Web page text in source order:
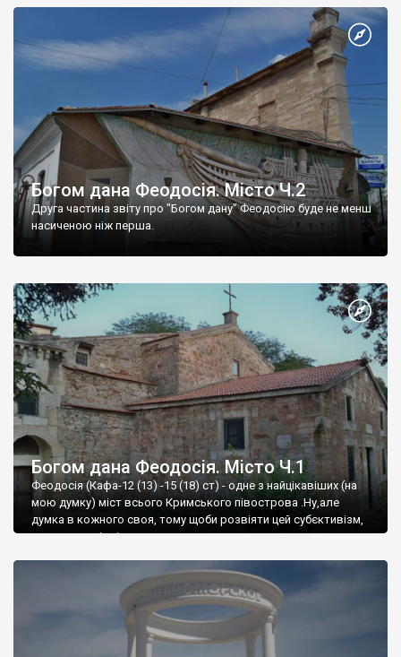
Богом дана Феодосія. Місто Ч.2
Друга частина звіту про "Богом дану" Феодосію буде не менш
насиченою ніж перша.
Богом дана Феодосія. Місто Ч.1
Феодосія (Кафа-12 (13) -15 (18) ст) - одне з найцікавіших (на
мою думку) міст всього Кримського півострова .Ну,але
думка в кожного своя, тому щоби розвіяти цей субєктивізм,
запрошую відвідати це